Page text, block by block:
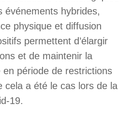
événements hybrides,
physique et diffusion
permettent d’élargir
et de maintenir la
période de restrictions
cela a été le cas lors de la
19.